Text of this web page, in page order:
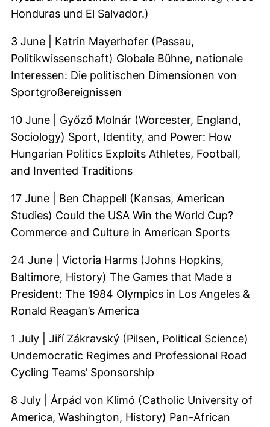
Honduras und El Salvador.)
3 June | Katrin Mayerhofer (Passau,
Politikwissenschaft) Globale Bühne, nationale
Interessen: Die politischen Dimensionen von
Sportgroßereignissen
10 June | Győző Molnár (Worcester, England,
Sociology) Sport, Identity, and Power: How
Hungarian Politics Exploits Athletes, Football,
and Invented Traditions
17 June | Ben Chappell (Kansas, American
Studies) Could the USA Win the World Cup?
Commerce and Culture in American Sports
24 June | Victoria Harms (Johns Hopkins,
Baltimore, History) The Games that Made a
President: The 1984 Olympics in Los Angeles &
Ronald Reagan’s America
1 July | Jiří Zákravský (Pilsen, Political Science)
Undemocratic Regimes and Professional Road
Cycling Teams’ Sponsorship
8 July | Árpád von Klimó (Catholic University of
America, Washington, History) Pan-African